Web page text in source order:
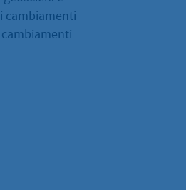
cambiamenti